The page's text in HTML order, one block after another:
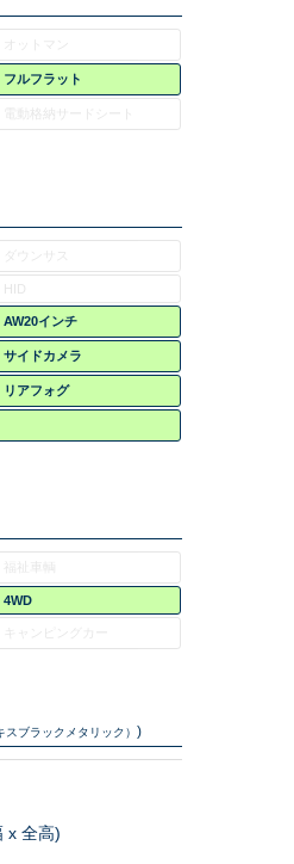
オットマン
フルフラット
電動格納サードシート
ダウンサス
HID
AW20インチ
サイドカメラ
リアフォグ
4WD
キャンピングカー
ブラックメタリック） )
x 全高)